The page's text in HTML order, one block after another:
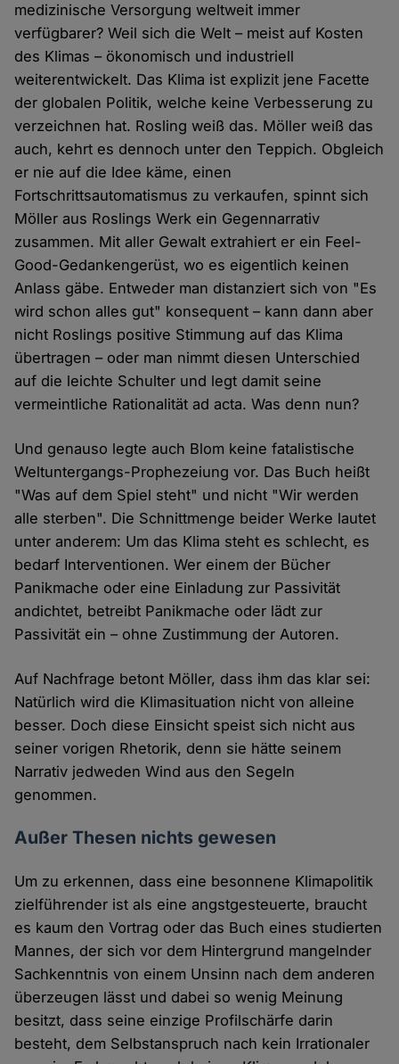
medizinische Versorgung weltweit immer
verfügbarer? Weil sich die Welt – meist auf Kosten
des Klimas – ökonomisch und industriell
weiterentwickelt. Das Klima ist explizit jene Facette
der globalen Politik, welche keine Verbesserung zu
verzeichnen hat. Rosling weiß das. Möller weiß das
auch, kehrt es dennoch unter den Teppich. Obgleich
er nie auf die Idee käme, einen
Fortschrittsautomatismus zu verkaufen, spinnt sich
Möller aus Roslings Werk ein Gegennarrativ
zusammen. Mit aller Gewalt extrahiert er ein Feel-
Good-Gedankengerüst, wo es eigentlich keinen
Anlass gäbe. Entweder man distanziert sich von "Es
wird schon alles gut" konsequent – kann dann aber
nicht Roslings positive Stimmung auf das Klima
übertragen – oder man nimmt diesen Unterschied
auf die leichte Schulter und legt damit seine
vermeintliche Rationalität ad acta. Was denn nun?
Und genauso legte auch Blom keine fatalistische
Weltuntergangs-Prophezeiung vor. Das Buch heißt
"Was auf dem Spiel steht" und nicht "Wir werden
alle sterben". Die Schnittmenge beider Werke lautet
unter anderem: Um das Klima steht es schlecht, es
bedarf Interventionen. Wer einem der Bücher
Panikmache oder eine Einladung zur Passivität
andichtet, betreibt Panikmache oder lädt zur
Passivität ein – ohne Zustimmung der Autoren.
Auf Nachfrage betont Möller, dass ihm das klar sei:
Natürlich wird die Klimasituation nicht von alleine
besser. Doch diese Einsicht speist sich nicht aus
seiner vorigen Rhetorik, denn sie hätte seinem
Narrativ jedweden Wind aus den Segeln
genommen.
Außer Thesen nichts gewesen
Um zu erkennen, dass eine besonnene Klimapolitik
zielführender ist als eine angstgesteuerte, braucht
es kaum den Vortrag oder das Buch eines studierten
Mannes, der sich vor dem Hintergrund mangelnder
Sachkenntnis von einem Unsinn nach dem anderen
überzeugen lässt und dabei so wenig Meinung
besitzt, dass seine einzige Profilschärfe darin
besteht, dem Selbstanspruch nach kein Irrationaler